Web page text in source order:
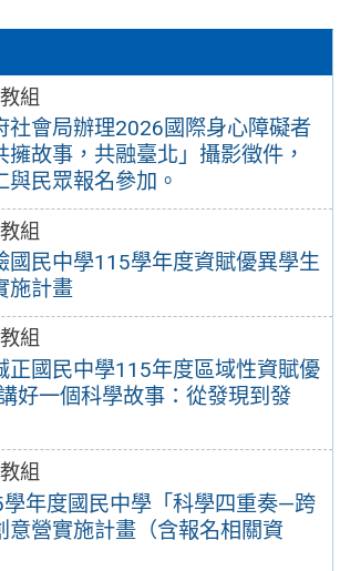
組
社會局辦理2026國際身心障礙者
擁故事，共融臺北」攝影徵件，
民眾報名參加。
組
國民中學115學年度資賦優異學生
施計畫
組
正國民中學115年度區域性資賦優
好一個科學故事：從發現到發
組
年度國民中學「科學四重奏—跨
意營實施計畫（含報名相關資